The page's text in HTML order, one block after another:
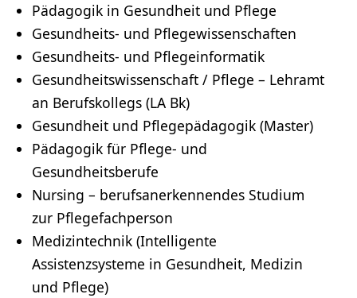
Pädagogik in Gesundheit und Pflege
Gesundheits- und Pflegewissenschaften
Gesundheits- und Pflegeinformatik
Gesundheitswissenschaft / Pflege – Lehramt
an Berufskollegs (LA Bk)
Gesundheit und Pflegepädagogik (Master)
Pädagogik für Pflege- und
Gesundheitsberufe
Nursing – berufsanerkennendes Studium
zur Pflegefachperson
Medizintechnik (Intelligente
Assistenzsysteme in Gesundheit, Medizin
und Pflege)